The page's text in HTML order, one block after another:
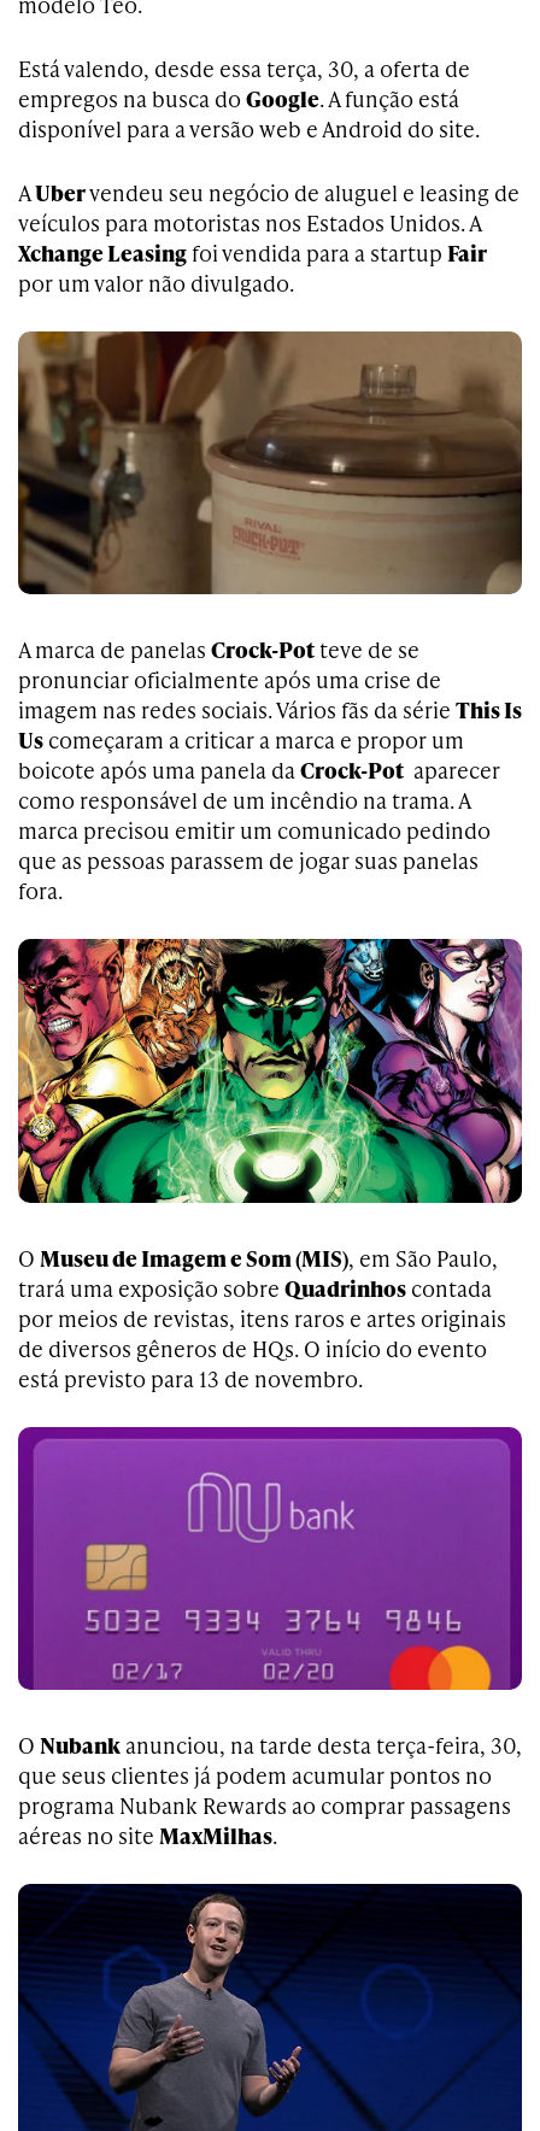
Está valendo, desde essa terça, 30, a oferta de
empregos na busca do Google. A função está
disponível para a versão web e Android do site.
AUbervendeu seu negócio de aluguel e leasing de
veículos para motoristas nos Estados Unidos. A
Xchange Leasing foi vendida para a startup Fair
por um valor não divulgado.
A marca de panelas Crock-Potteve de se
pronunciar oficialmente após uma crise de
imagem nas redes sociais. Vários fãs da série This Is
Us começaram a criticar a marca e propor um
boicote após uma panela daCrock-Pot aparecer
como responsável de um incêndio na trama. A
marca precisou emitir um comunicado pedindo
que as pessoas parassem de jogar suas panelas
fora.
O Museu de Imagem e Som (MIS), em São Paulo,
trará uma exposição sobre Quadrinhos contada
por meios de revistas, itens raros e artes originais
de diversos gêneros de HQs. O início do evento
está previsto para 13 de novembro.
O Nubank anunciou, na tarde desta terça-feira, 30,
que seus clientes já podem acumular pontos no
programa Nubank Rewards ao comprar passagens
aéreas no site MaxMilhas.